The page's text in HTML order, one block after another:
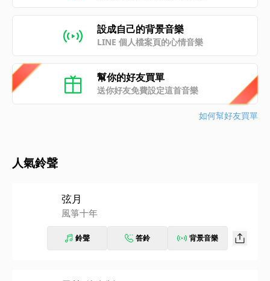
設成自己的背景音樂
LINE 個人檔案頁的心情音樂
幫你的好友買單
送你好友免費設定這首音樂
如何幫好友買單
人氣鈴聲
弦月
風箏十年
鈴聲 答鈴 背景音樂